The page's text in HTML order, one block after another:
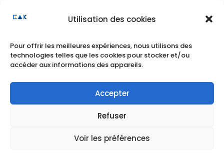
Utilisation des cookies
Pour offrir les meilleures expériences, nous utilisons des
technologies telles que les cookies pour stocker et/ou
accéder aux informations des appareils.
Accepter
Refuser
Voir les préférences